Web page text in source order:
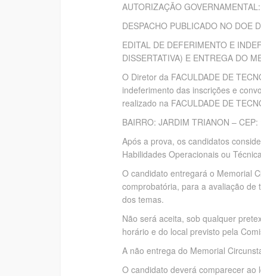
AUTORIZAÇÃO GOVERNAMENTAL:
DESPACHO PUBLICADO NO DOE
EDITAL DE DEFERIMENTO E
DISSERTATIVA) E ENTREGA DO
O Diretor da FACULDADE DE
indeferimento das inscrições e
realizado na FACULDADE DE
BAIRRO: JARDIM TRIANON –
Após a prova, os candidatos
Habilidades Operacionais ou
O candidato entregará o Memorial
comprobatória, para a avaliação de
dos temas.
Não será aceita, sob qualquer
horário e do local previsto pela
A não entrega do Memorial
O candidato deverá comparecer